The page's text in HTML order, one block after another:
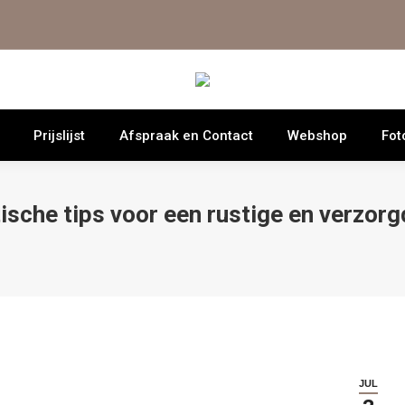
Prijslijst Afspraak en Contact Webshop
tips voor een rustige en
JUL